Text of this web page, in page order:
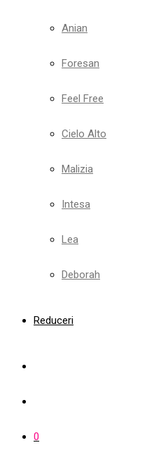
Anian
Foresan
Feel Free
Cielo Alto
Malizia
Intesa
Lea
Deborah
Reduceri
0